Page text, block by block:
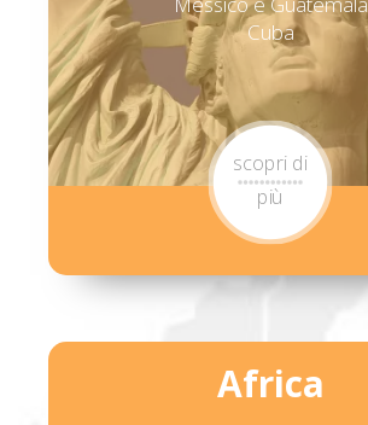
Cuba
scopri di
più
Africa